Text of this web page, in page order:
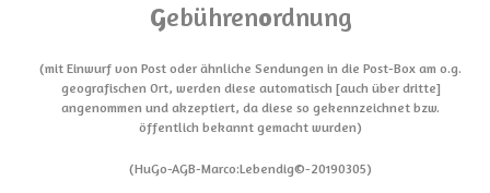
Gebührenordnung
(mit Einwurf von Post oder ähnliche Sendungen in die Post-Box am o.g.
geografischen Ort, werden diese automatisch [auch über dritte]
angenommen und akzeptiert, da diese so gekennzeichnet bzw.
öffentlich bekannt gemacht wurden)
(HuGo-AGB-Marco:Lebendig©-20190305)